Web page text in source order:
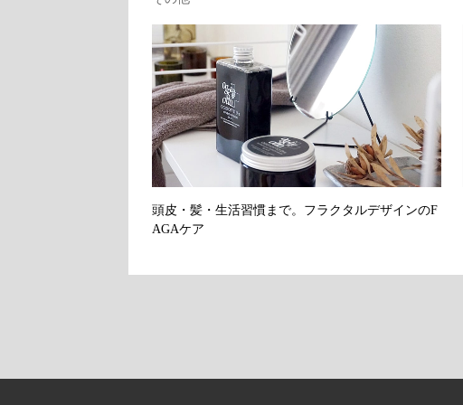
頭皮・髪・生活習慣まで。フラクタルデザインのF
AGAケア